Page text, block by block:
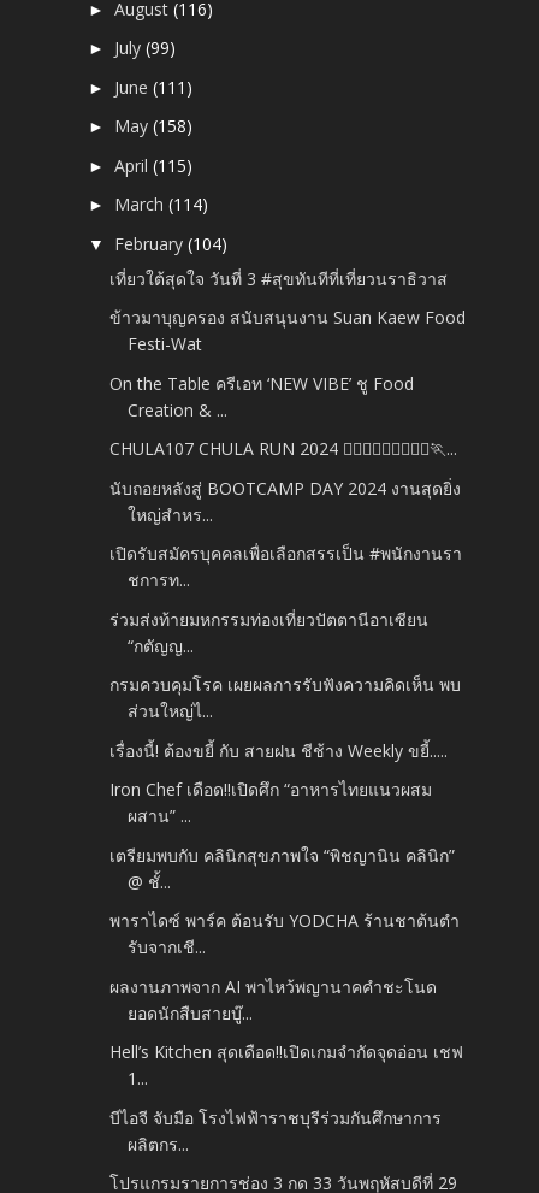
►August(116)
► July(99)
► June(111)
► May(158)
►April(115)
► March(114)
▼ February(104)
เที่ยวใต้สุดใจ วันที่ 3 #สุขทันทีที่เที่ยวนราธิวาส
ข้าวมาบุญครอง สนับสนุนงาน Suan Kaew Food
Festi-Wat
On the Table ครีเอท ‘NEW VIBE’ ชู Food
Creation & ...
CHULA107 CHULA RUN 2024 🏃🏻‍♂️🏃🏼‍♂️🏃🏽‍♂️🏃...
นับถอยหลังสู่ BOOTCAMP DAY 2024 งานสุดยิ่ง
ใหญ่สำหร...
เปิดรับสมัครบุคคลเพื่อเลือกสรรเป็น #พนักงานรา
ชการท...
ร่วมส่งท้ายมหกรรมท่องเที่ยวปัตตานีอาเซียน
“กตัญญ...
กรมควบคุมโรค เผยผลการรับฟังความคิดเห็น พบ
ส่วนใหญ่ไ...
เรื่องนี้! ต้องขยี้ กับ สายฝน ชีช้าง Weekly ขยี้.....
Iron Chef เดือด!!เปิดศึก “อาหารไทยแนวผสม
ผสาน” ...
เตรียมพบกับ คลินิกสุขภาพใจ “พิชญานิน คลินิก”
@ ชั้...
พาราไดซ์ พาร์ค ต้อนรับ YODCHA ร้านชาต้นตำ
รับจากเชี...
ผลงานภาพจาก AI พาไหว้พญานาคคำชะโนด
ยอดนักสืบสายบู๊...
Hell’s Kitchen สุดเดือด!!เปิดเกมจำกัดจุดอ่อน เชฟ
1...
บีไอจี จับมือ โรงไฟฟ้าราชบุรีร่วมกันศึกษาการ
ผลิตกร...
โปรแกรมรายการช่อง 3 กด 33 วันพฤหัสบดีที่ 29